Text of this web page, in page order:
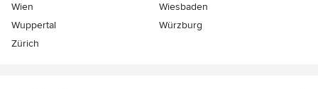
Wien
Wiesbaden
Wuppertal
Würzburg
Zürich